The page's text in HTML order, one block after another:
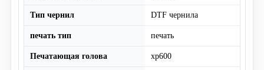
Тип чернил DTF чернила
печать тип печать
Печатающая голова xp600